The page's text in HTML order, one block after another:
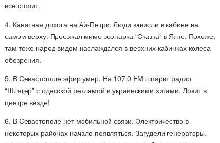
все сгорит.
4. Канатная дорога на Ай-Петри. Люди зависли в кабине на
самом верху. Проезжал мимо зоопарка “Сказка” в Ялте. Похоже,
там тоже народ видом наслаждался в верхних кабинках колеса
обозрения.
5. В Севастополе эфир умер. На 107.0 FM шпарит радио
“Шлягер” с одесской рекламой и украинскими хитами. Ловит в
центре везде!
6. В Севастополе нет мобильной связи. Электричество в
некоторых районах начало появляться. Загудели генераторы.